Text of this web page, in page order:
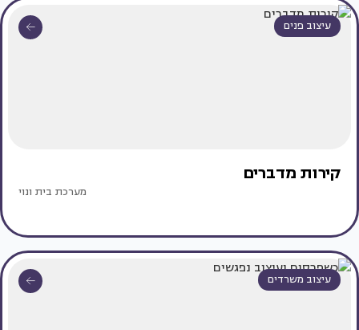
עיצוב פנים
קירות מדברים
מערכת בית ונוי
עיצוב משרדים